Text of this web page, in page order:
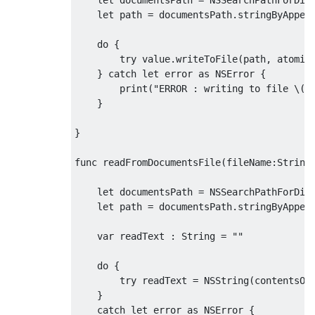
let path = documentsPath.
do {
try value.writeToFile(path,
}
catch let error as NSError {
        print
( "ERROR : writing to file
}
}
func readFromDocumentsFile(fileName: String
let documentsPath =
let path = documentsPath.
var readText : String = ""
do {
try readText = NSString(
}
catch let error as NSError {